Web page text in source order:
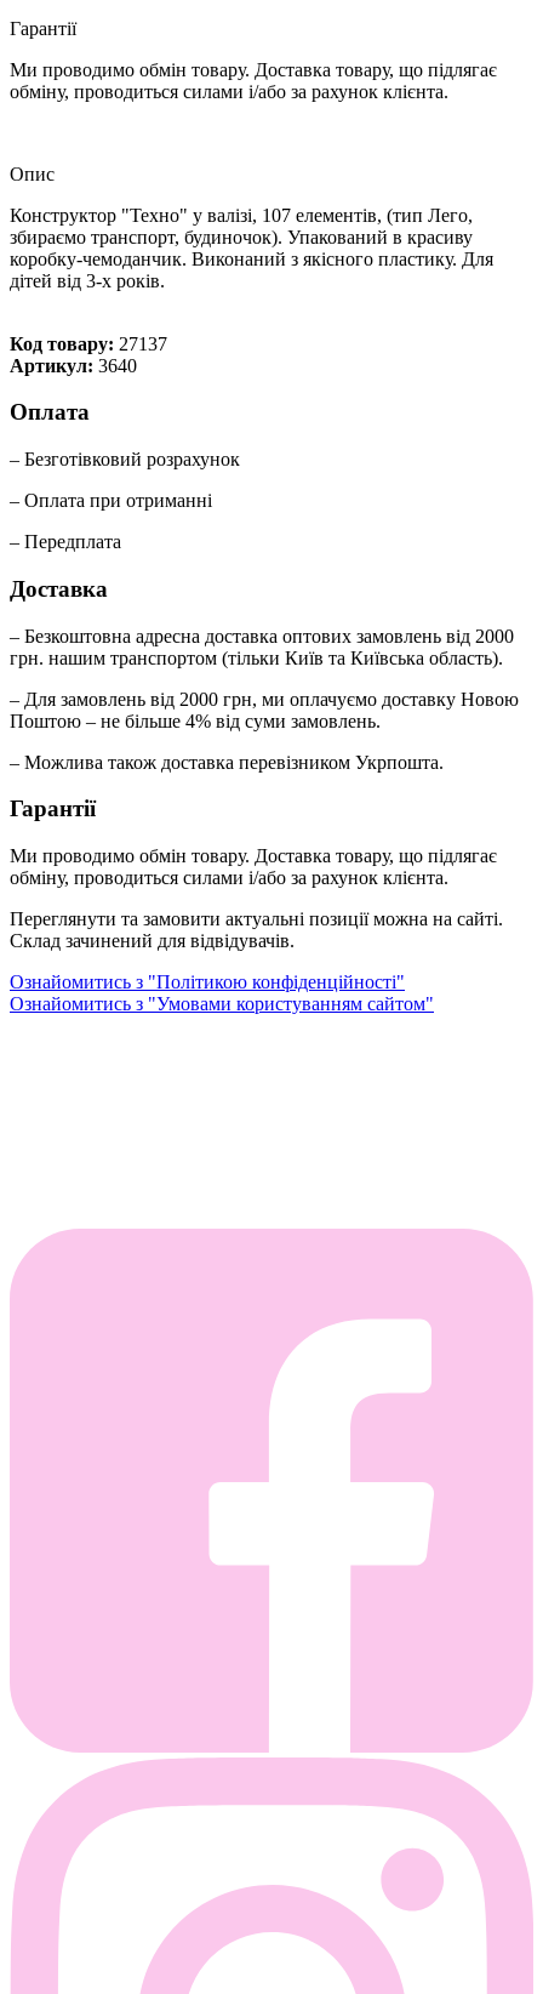
Гарантії
Ми проводимо обмін товару. Доставка товару, що підлягає
обміну, проводиться силами і/або за рахунок клієнта.
Опис
Конструктор "Техно" у валізі, 107 елементів, (тип Лего,
збираємо транспорт, будиночок). Упакований в красиву
коробку-чемоданчик. Виконаний з якісного пластику. Для
дітей від 3-х років.
Код товару: 27137
Артикул: 3640
Оплата
– Безготівковий розрахунок
– Оплата при отриманні
– Передплата
Доставка
– Безкоштовна адресна доставка оптових замовлень від 2000
грн. нашим транспортом (тільки Київ та Київська область).
– Для замовлень від 2000 грн, ми оплачуємо доставку Новою
Поштою – не більше 4% від суми замовлень.
– Можлива також доставка перевізником Укрпошта.
Гарантії
Ми проводимо обмін товару. Доставка товару, що підлягає
обміну, проводиться силами і/або за рахунок клієнта.
Переглянути та замовити актуальні позиції можна на сайті.
Склад зачинений для відвідувачів.
Ознайомитись з "Політикою конфіденційності"
Ознайомитись з "Умовами користуванням сайтом"